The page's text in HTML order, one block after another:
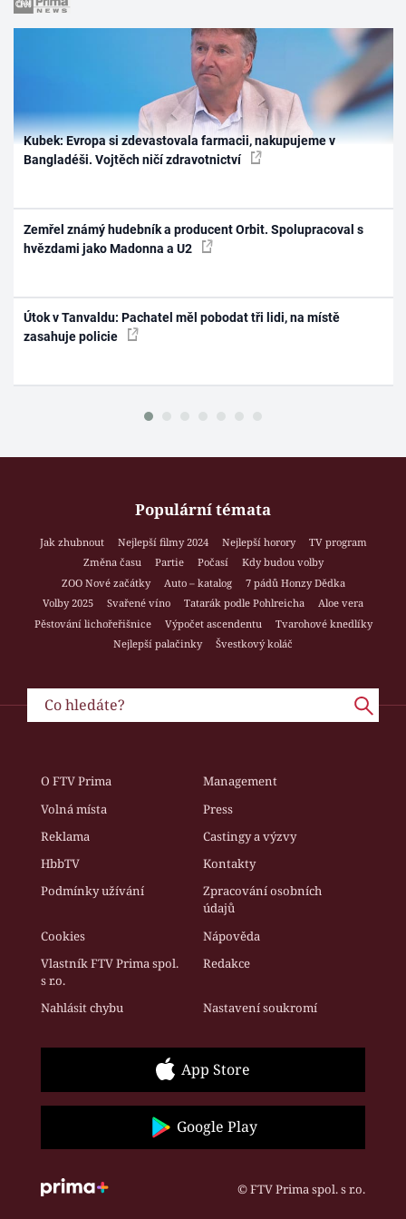
Kubek: Evropa si zdevastovala farmacii, nakupujeme v
Bangladéši. Vojtěch ničí zdravotnictví
Zemřel známý hudebník a producent Orbit. Spolupracoval s
hvězdami jako Madonna a U2
Útok v Tanvaldu: Pachatel měl pobodat tři lidi, na místě
zasahuje policie
Populární témata
Jak zhubnout Nejlepší filmy 2024 Nejlepší horory
TV program
Změna času
Partie Počasí
Kdy budou volby
ZOO Nové začátky
Auto – katalog
7 pádů Honzy Dědka
Volby 2025
Svařené víno Tatarák podle Pohlreicha
Aloe vera
Pěstování lichořeřišnice
Výpočet ascendentu
Tvarohové knedlíky
Nejlepší palačinky
Švestkový koláč
O FTV Prima
Management
Volná místa
Press
Reklama
Castingy a výzvy
HbbTV
Kontakty
Podmínky užívání
Zpracování osobních
údajů
Cookies
Nápověda
Vlastník FTV Prima spol.
s r.o.
Redakce
Nahlásit chybu Nastavení soukromí
App Store
Google Play
© FTV Prima spol. s r.o.